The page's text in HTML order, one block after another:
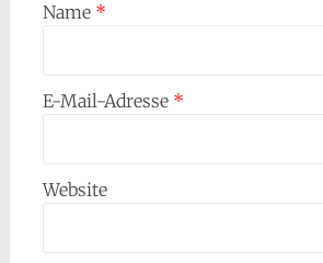
Name *
E-Mail-Adresse *
Website